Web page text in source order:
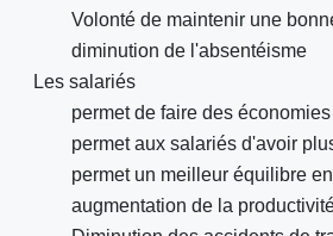
Volonté de maintenir une
diminution de l'absentéisme
Les salariés
permet de faire des
permet aux salariés d'avoir
permet un meilleur équilibre
augmentation de la